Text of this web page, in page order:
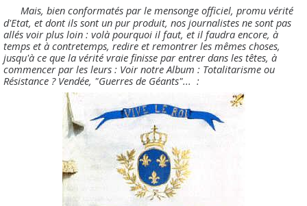
Mais, bien conformatés par le mensonge officiel, promu vérité
d'Etat, et dont ils sont un pur produit, nos journalistes ne sont pas
allés voir plus loin : volà pourquoi il faut, et il faudra encore, à
temps et à contretemps, redire et remontrer les mêmes choses,
jusqu'à ce que la vérité vraie finisse par entrer dans les têtes, à
commencer par les leurs : Voir notre Album : Totalitarisme ou
Résistance ? Vendée, "Guerres de Géants"... :